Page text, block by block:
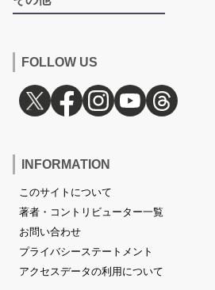
FOLLOW US
INFORMATION
このサイトについて
著者・コントリビューター一覧
お問い合わせ
プライバシーステートメント
アクセスデータの利用について